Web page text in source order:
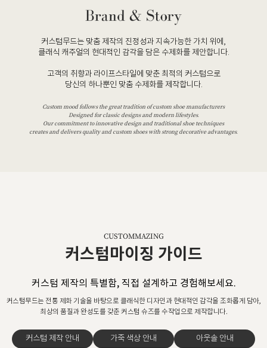
커스텀무드는 맞춤 제작의 진정성과 지속가능한 가치 위에,
클래식 캐주얼의 현대적인 감각을 담은 수제화를 제안합니다.
고객의 취향과 라이프스타일에 맞춘 최적의 커스텀으로
당신의 하나뿐인 맞춤 수제화를 제작합니다.
Custom mood follows the great tradition of custom shoe manufacturers
Designed for classic designs and modern lifestyles.
Our commitment to innovative design and traditional shoe techniques
creates and delivers quality and custom shoes with strong decorative advantages.
CUSTOMMAZING
커스텀마이징 가이드
커스텀 제작의 특별함, 직접 설계하고 경험해보세요.
커스텀무드는 전통 제화 기술을 바탕으로 클래식한 디자인과 현대적인 감각을 조화롭게 담아,
최상의 품질과 완성도를 갖춘 커스텀 슈즈를 수작업으로 제작합니다.
커스텀 제작 안내 가죽 색상 안내 아웃솔 안내